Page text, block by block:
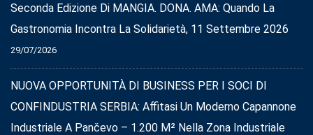
Seconda Edizione Di MANGIA. DONA. AMA: Quando La
Gastronomia Incontra La Solidarietà, 11 Settembre 2026
29/07/2026
NUOVA OPPORTUNITÀ DI BUSINESS PER I SOCI DI
CONFINDUSTRIA SERBIA: Affitasi Un Moderno Capannone
Industriale A Pančevo – 1.200 M² Nella Zona Industriale